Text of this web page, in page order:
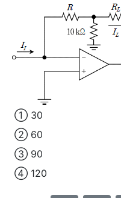
① 30
② 60
③ 90
④ 120